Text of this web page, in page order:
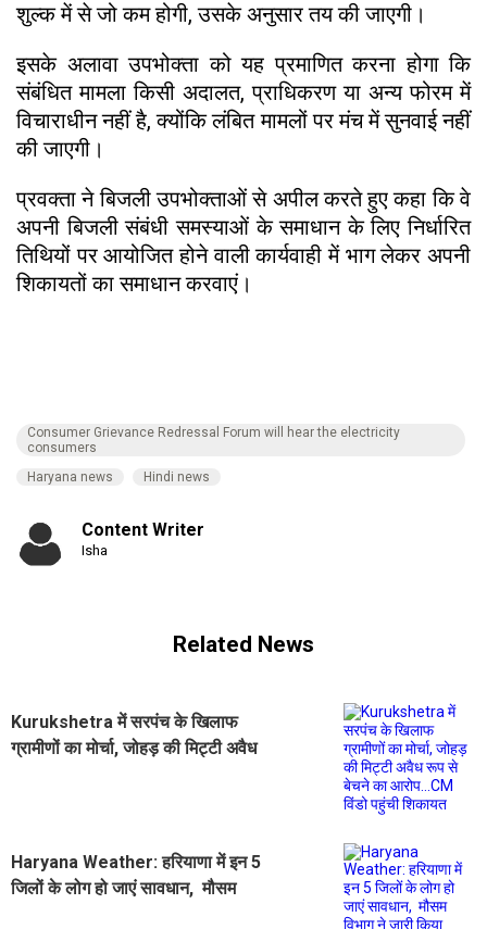
शुल्क में से जो कम होगी, उसके अनुसार तय की जाएगी।
इसके अलावा उपभोक्ता को यह प्रमाणित करना होगा कि
संबंधित मामला किसी अदालत, प्राधिकरण या अन्य फोरम में
विचाराधीन नहीं है, क्योंकि लंबित मामलों पर मंच में सुनवाई नहीं
की जाएगी।
प्रवक्ता ने बिजली उपभोक्ताओं से अपील करते हुए कहा कि वे
अपनी बिजली संबंधी समस्याओं के समाधान के लिए निर्धारित
तिथियों पर आयोजित होने वाली कार्यवाही में भाग लेकर अपनी
शिकायतों का समाधान करवाएं।
Consumer Grievance Redressal Forum will hear the electricity
consumers
Haryana news
Hindi news
Content Writer
Isha
Related News
Kurukshetra में सरपंच के खिलाफ
ग्रामीणों का मोर्चा, जोहड़ की मिट्टी अवैध
Haryana Weather: हरियाणा में इन 5
जिलों के लोग हो जाएं सावधान, मौसम